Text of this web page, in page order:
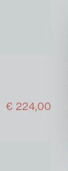
€ 224,00